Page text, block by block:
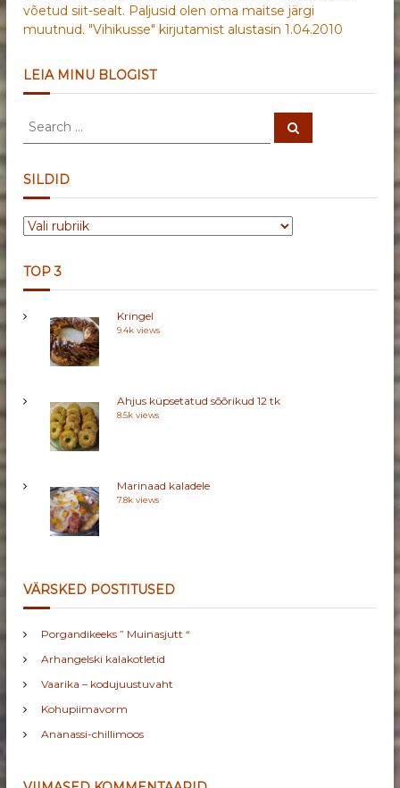
võetud siit-sealt. Paljusid olen oma maitse järgi
muutnud. "Vihikusse" kirjutamist alustasin 1.04.2010
LEIA MINU BLOGIST
S
r
c
h
f
r
:
S
e
SILDID
S
D
D
TOP 3
Kringel
9.4k views
Ahjus küpsetatud sõõrikud 12 tk
8.5k views
Marinaad kaladele
7.8k views
VÄRSKED POSTITUSED
Porgandikeeks ” Muinasjutt “
Arhangelski kalakotletid
Vaarika – kodujuustuvaht
Kohupiimavorm
Ananassi-chillimoos